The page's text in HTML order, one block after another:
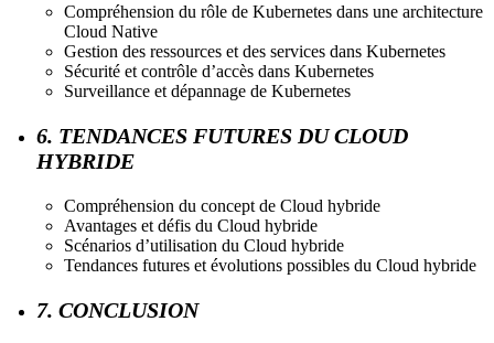
Compréhension du rôle de Kubernetes dans une architecture
Cloud Native
Gestion des ressources et des services dans Kubernetes
Sécurité et contrôle d’accès dans Kubernetes
Surveillance et dépannage de Kubernetes
6. TENDANCES FUTURES DU CLOUD
HYBRIDE
Compréhension du concept de Cloud hybride
Avantages et défis du Cloud hybride
Scénarios d’utilisation du Cloud hybride
Tendances futures et évolutions possibles du Cloud hybride
7. CONCLUSION